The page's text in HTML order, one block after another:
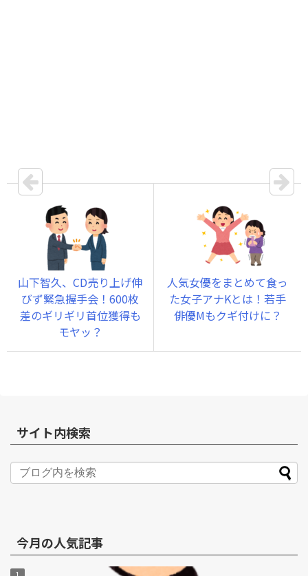
山下智久、CD売り上げ伸
びず緊急握手会！600枚
差のギリギリ首位獲得も
モヤッ？
人気女優をまとめて食っ
た女子アナKとは！若手
俳優Mもクギ付けに？
サイト内検索
今月の人気記事